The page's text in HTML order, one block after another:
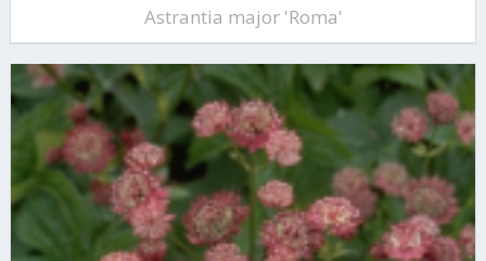
Astrantia major 'Roma'